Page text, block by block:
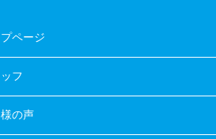
プページ
フ
の声